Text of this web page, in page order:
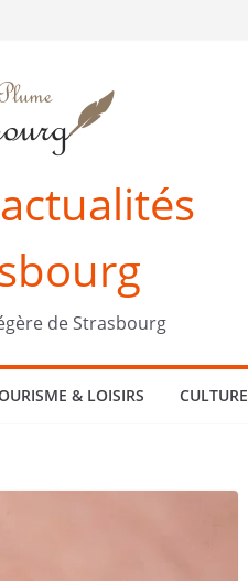
de Strasbourg
& LOISIRS CULTURE